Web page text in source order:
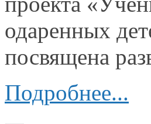
одаренных
посвящена
Подробнее...